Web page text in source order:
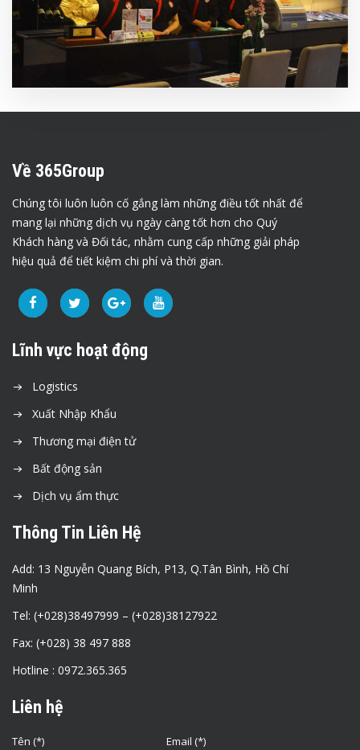
Về 365Group
Chúng tôi luôn luôn cố gắng làm những điều tốt nhất để
mang lại những dịch vụ ngày càng tốt hơn cho Quý
Khách hàng và Đối tác, nhằm cung cấp những giải pháp
hiệu quả để tiết kiệm chi phí và thời gian.
Lĩnh vực hoạt động
Logistics
Xuất Nhập Khẩu
Thương mại điện tử
Bất động sản
Dịch vụ ẩm thực
Thông Tin Liên Hệ
Add: 13 Nguyễn Quang Bích, P13, Q.Tân Bình, Hồ Chí
Minh
Tel: (+028)38497999 – (+028)38127922
Fax: (+028) 38 497 888
Hotline : 0972.365.365
Liên hệ
Tên (*) Email (*)